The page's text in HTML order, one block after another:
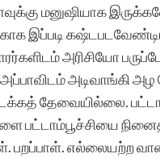
மனுஷியாக
இப்படி
அரிசியோ
அப்பாவிடம் அடிவாங்கி
தேவையில்லை.
பட்டாம்பூச்சியை
பறப்பாள். எல்லையற்ற
அளப்பரியது.
இருக்கும்
எனது கதை
இத்தளத்தின்